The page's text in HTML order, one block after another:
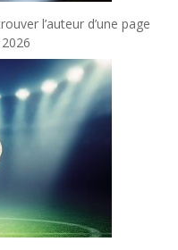
l’auteur d’une page